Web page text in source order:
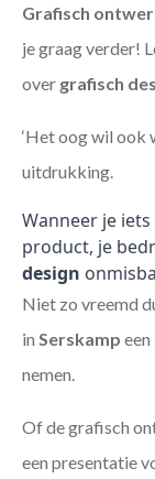
Grafisch
je graag verder!
over grafisch
‘Het oog wil ook
uitdrukking.
Wanneer je
product, je
design
Niet zo vreemd
in Serskamp een
nemen.
Of de grafisch
een presentatie